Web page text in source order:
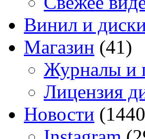
Винил и
Магазин (41)
Журналы и
Лицензия
Новости